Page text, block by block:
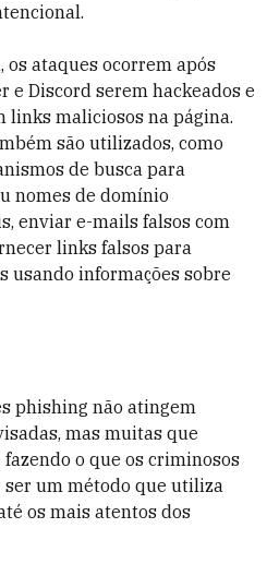
os ataques ocorrem após
Discord serem hackeados e
links maliciosos na página.
são utilizados, como
de busca para
nomes de domínio
enviar e-mails falsos com
links falsos para
usando informações sobre
phishing não atingem
mas muitas que
o que os criminosos
um método que utiliza
os mais atentos dos